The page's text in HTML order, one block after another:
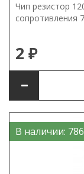
Чип резистор
сопротивления
2 ₽
В наличии: